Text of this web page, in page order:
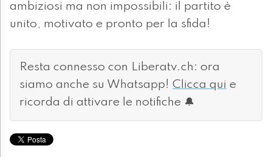
ambiziosi ma non impossibili: il partito è
unito, motivato e pronto per la sfida!
Resta connesso con Liberatv.ch: ora
siamo anche su Whatsapp! Clicca qui e
ricorda di attivare le notifiche 🔔